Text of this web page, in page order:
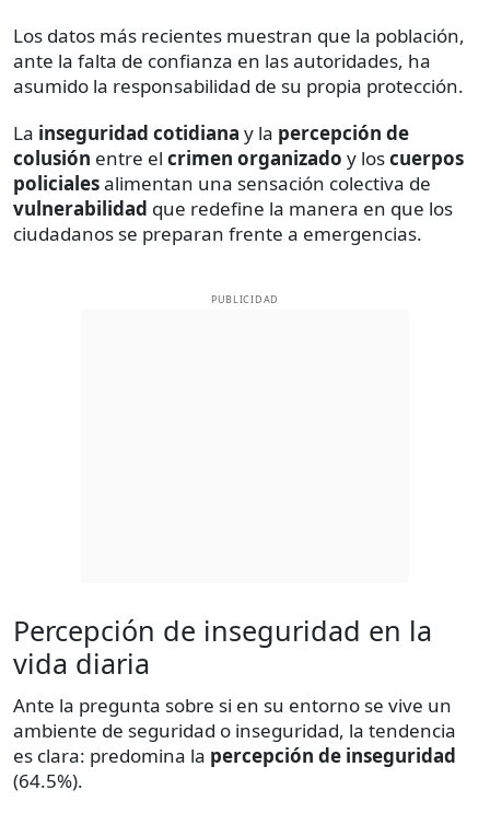
Los datos más recientes muestran que la población,
ante la falta de confianza en las autoridades, ha
asumido la responsabilidad de su propia protección.
La inseguridad cotidiana y la percepción de
colusión entre el crimen organizado y loscuerpos
policialesalimentan una sensación colectiva de
vulnerabilidad que redefine la manera en que los
ciudadanos se preparan frente a emergencias.
PUBLICIDAD
Percepción de inseguridad en la
vida diaria
Ante la pregunta sobre si en su entorno se vive un
ambiente de seguridad o inseguridad, la tendencia
es clara: predomina la percepción de inseguridad
(64.5%).